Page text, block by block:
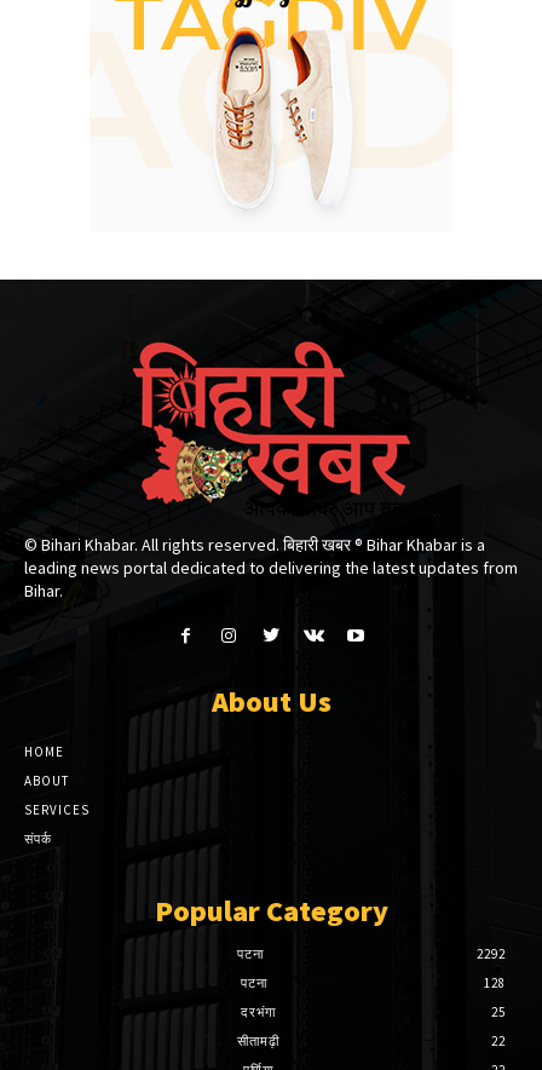
© Bihari Khabar. All rights reserved. बिहारी खबर ®​ Bihar Khabar is a
leading news portal dedicated to delivering the latest updates from
Bihar.
About Us
HOME
ABOUT
SERVICES
संपर्क
Popular Category
पटना
2292
पटना
128
दरभंगा
25
सीतामढ़ी
22